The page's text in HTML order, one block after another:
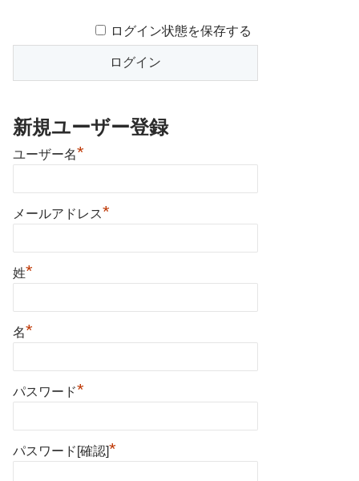
ログイン状態を保存する
新規ユーザー登録
ユーザー名*
メールアドレス*
姓*
名*
パスワード*
パスワード[確認]*